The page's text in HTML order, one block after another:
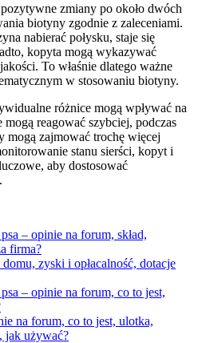
zmiany po około dwóch
biotyny zgodnie z zaleceniami.
nabierać połysku, staje się
kopyta mogą wykazywać
To właśnie dlatego ważne
w stosowaniu biotyny.
różnice mogą wpływać na
reagować szybciej, podczas
mogą zajmować trochę więcej
stanu sierści, kopyt i
aby dostosować
– opinie na forum, skład,
firma?
zyski i opłacalność, dotacje
– opinie na forum, co to jest,
na forum, co to jest, ulotka,
jak używać?